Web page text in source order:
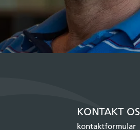
KONTAKT OS
kontaktformular